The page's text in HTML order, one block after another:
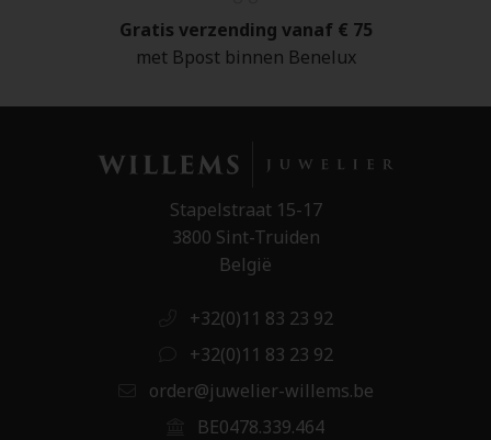
Gratis verzending vanaf € 75
met Bpost binnen Benelux
Stapelstraat 15-17
3800 Sint-Truiden
België
+32(0)11 83 23 92
+32(0)11 83 23 92
order@juwelier-willems.be
BE0478.339.464